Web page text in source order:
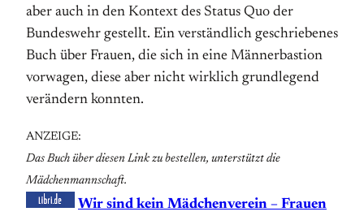
aber auch in den Kontext des Status Quo der
Bundeswehr gestellt. Ein verständlich geschriebenes
Buch über Frauen, die sich in eine Männerbastion
vorwagen, diese aber nicht wirklich grundlegend
verändern konnten.
ANZEIGE:
Das Buch über diesen Link zu bestellen, unterstützt die
Mädchenmannschaft.
Wir sind kein Mädchenverein – Frauen